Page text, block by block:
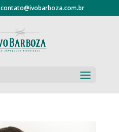
contato@ivobarboza.com.br